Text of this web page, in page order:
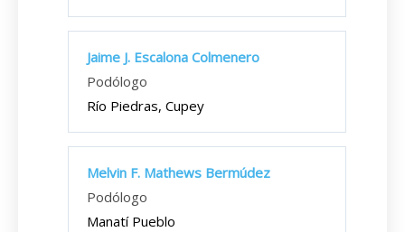
Jaime J. Escalona Colmenero
Podólogo
Río Piedras, Cupey
Melvin F. Mathews Bermúdez
Podólogo
Manatí Pueblo